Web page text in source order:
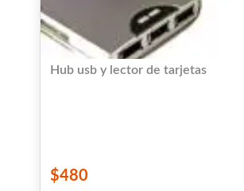
Hub usb y lector de tarjetas
$480